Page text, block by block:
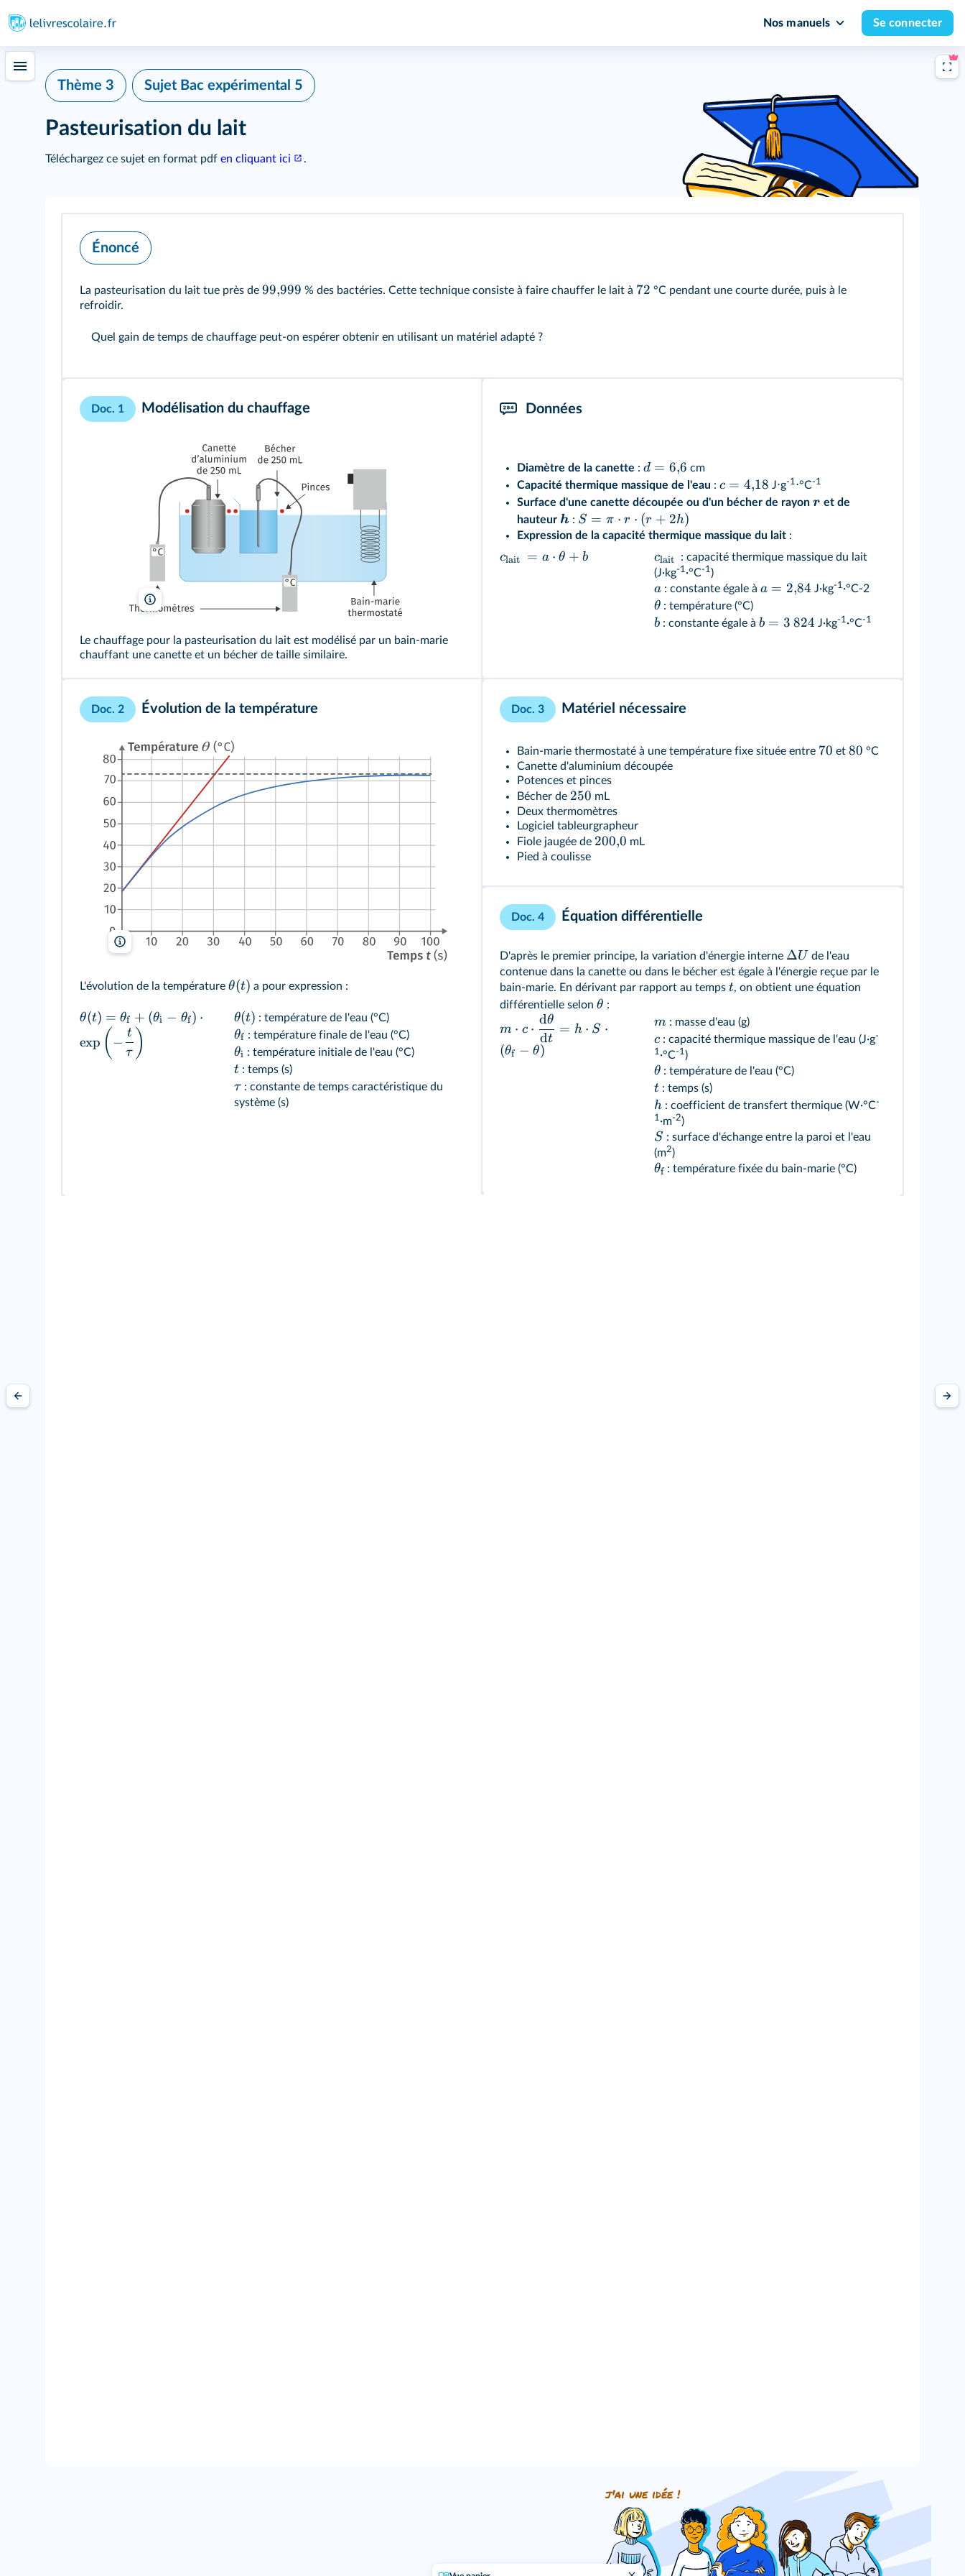
Nos manuels Se connecter
Thème 3 Sujet Bac expérimental 5
Pasteurisation du lait
Téléchargez ce sujet en format pdf en cliquant ici .
Énoncé
La pasteurisation du lait tue près de 99,999 % des bactéries. Cette technique consiste à faire chauffer le lait à 72 °C pendant une courte durée, puis à le
refroidir.
Quel gain de temps de chauffage peut-on espérer obtenir en utilisant un matériel adapté ?
Doc. 1 Modélisation du chauffage
Le chauffage pour la pasteurisation du lait est modélisé par un bain‑marie
chauffant une canette et un bécher de taille similaire.
Données
Diamètre de la canette : d = 6,6 cm
Capacité thermique massique de l'eau : c = 4,18 J⋅g-1 ⋅°C-1
Surface d'une canette découpée ou d'un bécher de rayon r et de
hauteur h : S = π ⋅ r ⋅ (r + 2h)
Expression de la capacité thermique massique du lait :
clait = a ⋅ θ + b clait
: capacité thermique massique du lait
(J·kg-1 ·°C-1 )
a: constante égale à a = 2,84 J·kg-1 ·°C-2
θ : température (°C)
b: constante égale à b = 3 824 J·kg-1 ·°C-1
Doc. 2 Évolution de la température
lelivrescolaire.fr
L'évolution de la température θ(t) a pour expression :
θ(t) = θf + (θi − θf ) ⋅
exp ( −
τ
t )
θ(t) : température de l'eau (°C)
θf : température finale de l'eau (°C)
θi : température initiale de l'eau (°C)
t: temps (s)
τ: constante de temps caractéristique du
système (s)
Doc. 3 Matériel nécessaire
Bain-marie thermostaté à une température fixe située entre 70 et 80 °C
Canette d'aluminium découpée
Potences et pinces
Bécher de 250 mL
Deux thermomètres
Logiciel tableurgrapheur
Fiole jaugée de 200,0 mL
Pied à coulisse
Doc. 4 Équation différentielle
D'après le premier principe, la variation d'énergie interne ΔU de l'eau
contenue dans la canette ou dans le bécher est égale à l'énergie reçue par le
bain-marie. En dérivant par rapport au temps t, on obtient une équation
différentielle selon θ :
m ⋅ c ⋅
dt
dθ
= h ⋅ S ⋅
(θf − θ)
m: masse d'eau (g)
c: capacité thermique massique de l'eau (J·g-
1 ·°C-1 )
θ : température de l'eau (°C)
t: temps (s)
h: coefficient de transfert thermique (W·°C-
1 ·m-2)
S : surface d'échange entre la paroi et l'eau
(m2)
θf : température fixée du bain-marie (°C)
j'ai une idée !